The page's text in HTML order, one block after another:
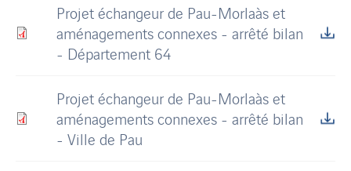
Projet échangeur de Pau-Morlaàs et
aménagements connexes - arrêté bilan
- Département 64
Projet échangeur de Pau-Morlaàs et
aménagements connexes - arrêté bilan
- Ville de Pau